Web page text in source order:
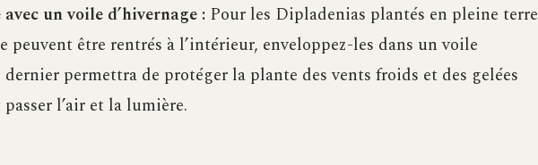
un voile d’hivernage : Pour les Dipladenias plantés en pleine terre
peuvent être rentrés à l’intérieur, enveloppez-les dans un voile
dernier permettra de protéger la plante des vents froids et des gelées
l’air et la lumière.